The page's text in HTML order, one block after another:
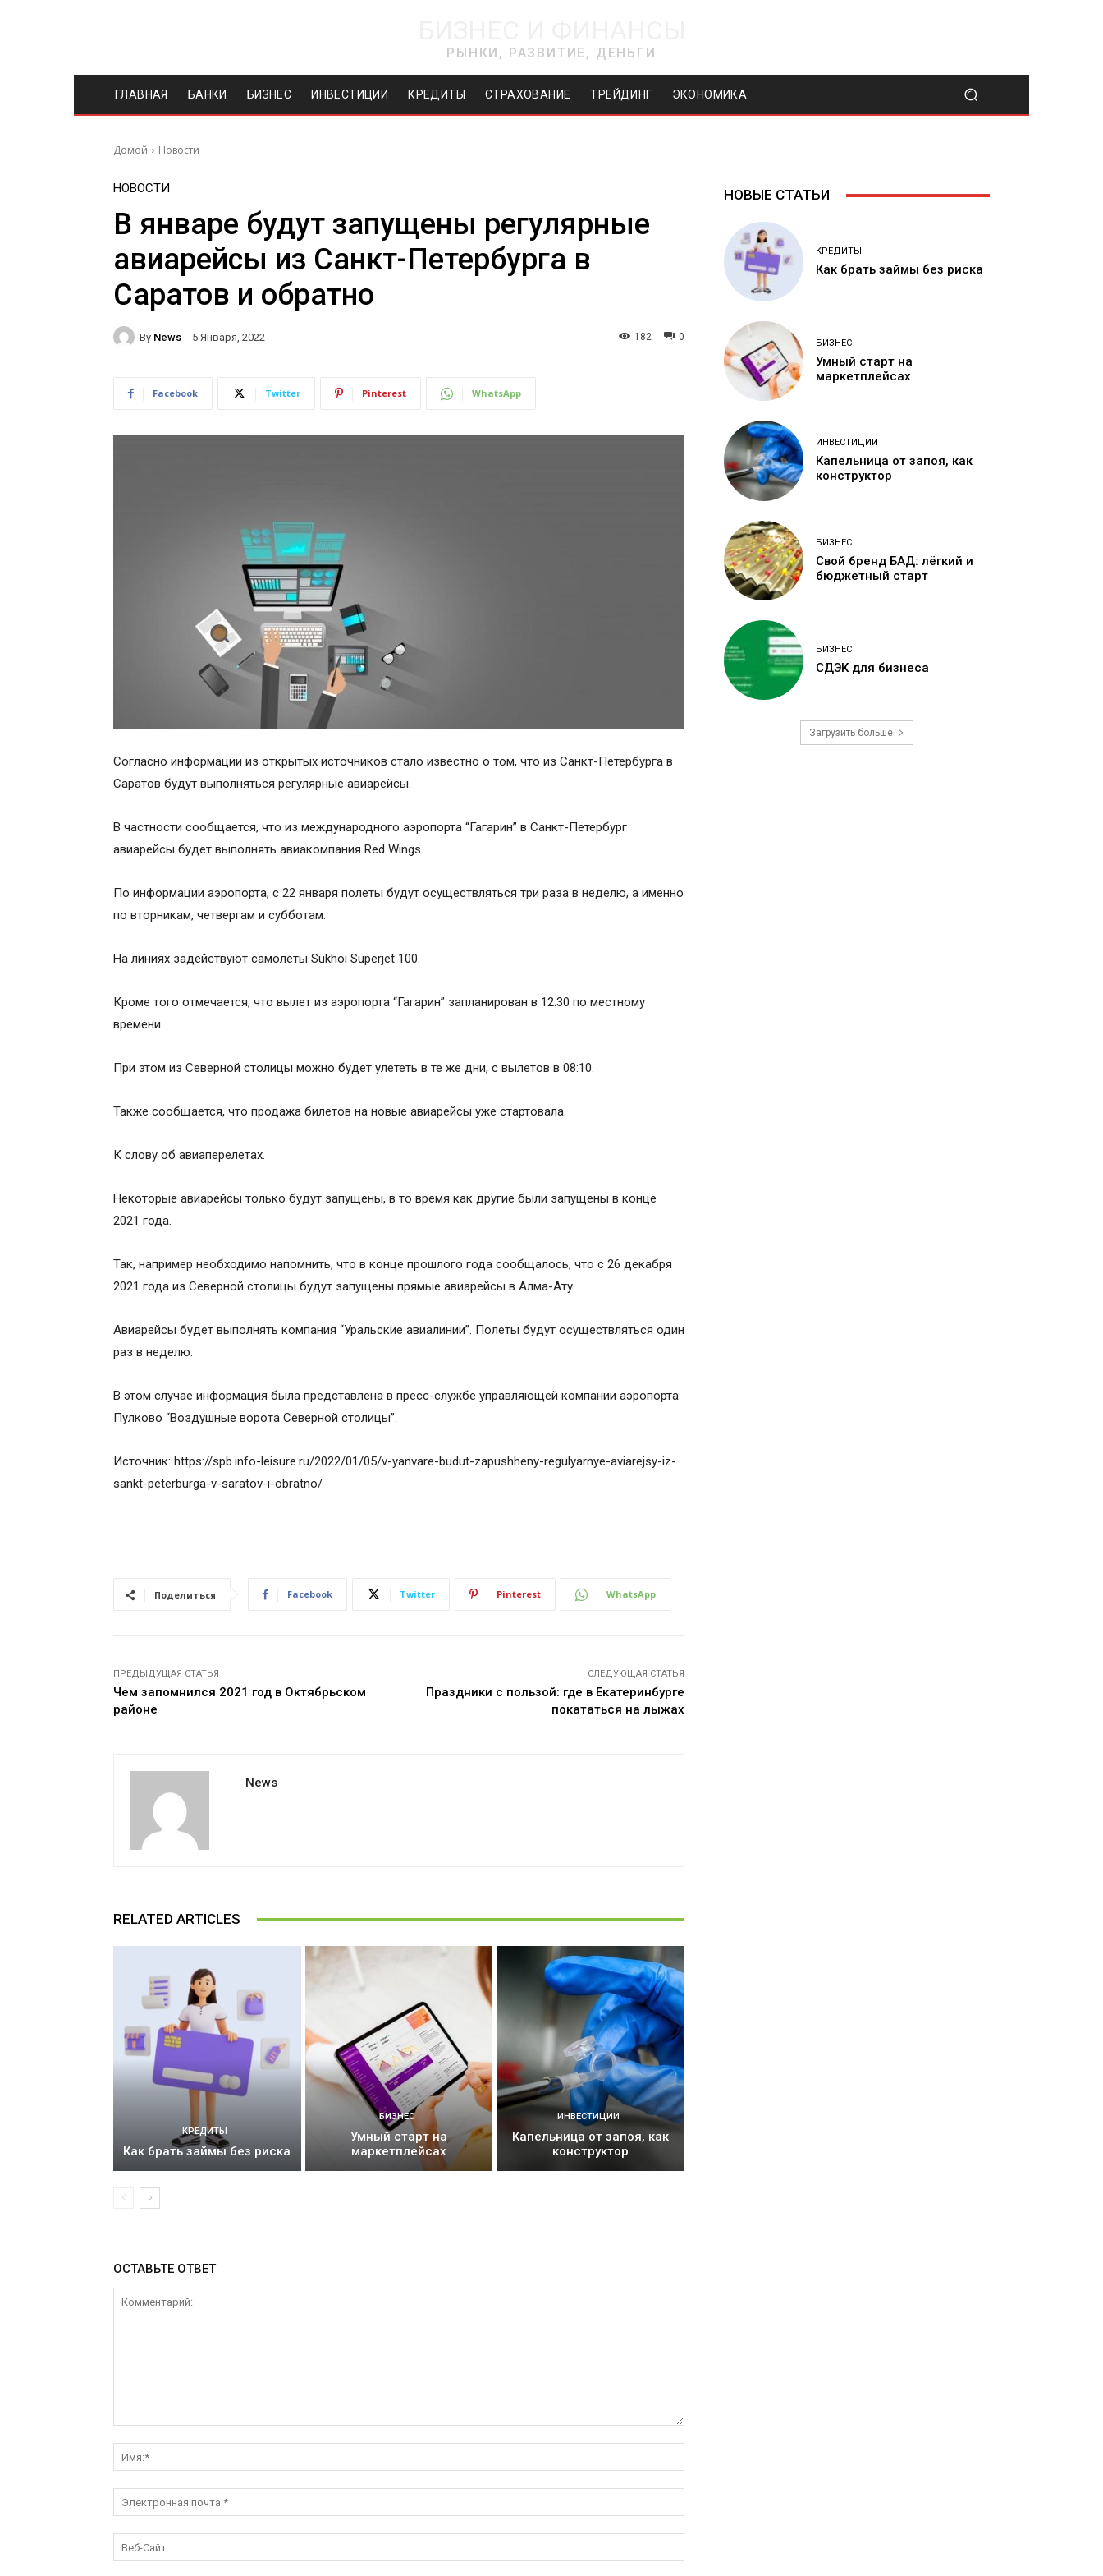
РЫНКИ, РАЗВИТИЕ, ДЕНЬГИ
ГЛАВНАЯ БАНКИ БИЗНЕС ИНВЕСТИЦИИ КРЕДИТЫ СТРАХОВАНИЕ ТРЕЙДИНГ ЭКОНОМИКА
Домой Новости
НОВОСТИ
В январе будут запущены регулярные
авиарейсы из Санкт-Петербурга в
Саратов и обратно
By News 5 Января, 2022 0
182
Facebook Twitter Pinterest WhatsApp
Согласно информации из открытых источников стало известно о том, что из Санкт-Петербурга в
Саратов будут выполняться регулярные авиарейсы.
В частности сообщается, что из международного аэропорта “Гагарин” в Санкт-Петербург
авиарейсы будет выполнять авиакомпания Red Wings.
По информации аэропорта, с 22 января полеты будут осуществляться три раза в неделю, а именно
по вторникам, четвергам и субботам.
На линиях задействуют самолеты Sukhoi Superjet 100.
Кроме того отмечается, что вылет из аэропорта “Гагарин” запланирован в 12:30 по местному
времени.
При этом из Северной столицы можно будет улететь в те же дни, с вылетов в 08:10.
Также сообщается, что продажа билетов на новые авиарейсы уже стартовала.
К слову об авиаперелетах.
Некоторые авиарейсы только будут запущены, в то время как другие были запущены в конце
2021 года.
Так, например необходимо напомнить, что в конце прошлого года сообщалось, что с 26 декабря
2021 года из Северной столицы будут запущены прямые авиарейсы в Алма-Ату.
Авиарейсы будет выполнять компания “Уральские авиалинии”. Полеты будут осуществляться один
раз в неделю.
В этом случае информация была представлена в пресс-службе управляющей компании аэропорта
Пулково “Воздушные ворота Северной столицы”.
Источник: https://spb.info-leisure.ru/2022/01/05/v-yanvare-budut-zapushheny-regulyarnye-aviarejsy-iz-
sankt-peterburga-v-saratov-i-obratno/
Поделиться Facebook Twitter Pinterest WhatsApp
ПРЕДЫДУЩАЯ СТАТЬЯ
Чем запомнился 2021 год в Октябрьском
районе
СЛЕДУЮЩАЯ СТАТЬЯ
Праздники с пользой: где в Екатеринбурге
покататься на лыжах
News
RELATED ARTICLES
КРЕДИТЫ
Как брать займы без риска
БИЗНЕС
Умный старт на
маркетплейсах
ИНВЕСТИЦИИ
Капельница от запоя, как
конструктор
ОСТАВЬТЕ ОТВЕТ
почта:*
Сайт:
НОВЫЕ СТАТЬИ
КРЕДИТЫ
Как брать займы без риска
БИЗНЕС
Умный старт на
маркетплейсах
ИНВЕСТИЦИИ
Капельница от запоя, как
конструктор
БИЗНЕС
Свой бренд БАД: лёгкий и
бюджетный старт
БИЗНЕС
СДЭК для бизнеса
Загрузить больше